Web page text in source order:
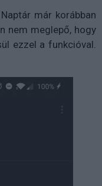
már korábban
nem meglepő, hogy
ezzel a funkcióval.